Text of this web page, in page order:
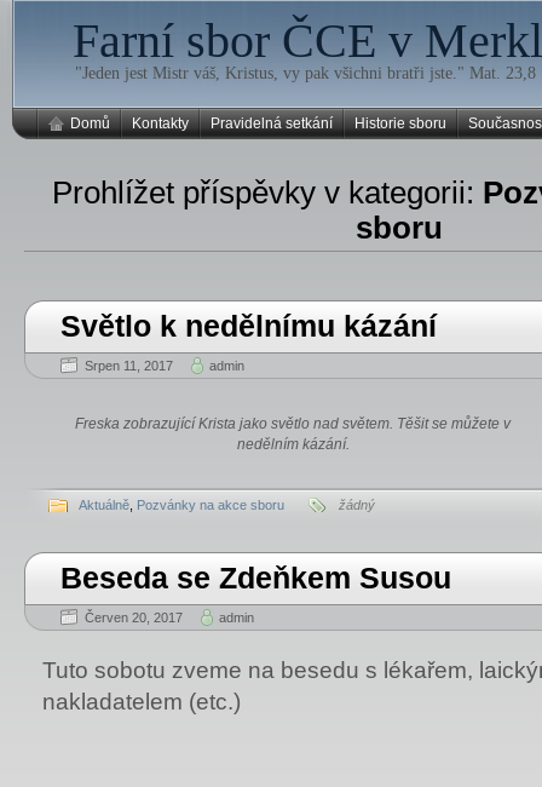
Farní sbor ČCE v
"Jeden jest Mistr váš, Kristus, vy pak všichni bratři jste." Mat. 23,8
Domů Kontakty Pravidelná setkání Historie sboru
Prohlížet příspěvky v kategorii:
sboru
Světlo k nedělnímu kázání
Srpen 11, 2017 admin
Freska zobrazující Krista jako světlo nad světem. Těšit se můžete v
nedělním kázání.
Aktuálně Pozvánky na akce sboru žádný
Beseda se Zdeňkem Susou
Červen 20, 2017 admin
Tuto sobotu zveme na besedu s lékařem,
nakladatelem (etc.)